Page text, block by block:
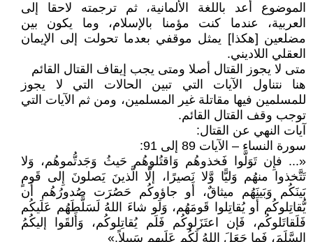
الموضوع أعد باللغة الألمانية، ثم ترجمته لاحقا إلى
العربية، عندما كنت مؤمنا بالإسلام، وما يكون بين
مضلعين [هكذا] يمثل موقفي بعدما تحولت إلى الإيمان
العقلي اللاديني.
متى لا يجوز القتال أصلا ومتى يجب إيقاف القتال القائم
هنا نتناول الآيات التي تبين الحالات التي لا يجوز
للمسلمين فيها مقاتلة غير المسلمين، ومن ثم الآيات التي
توجب وقف القتال القائم.
آيات النهي عن القتال:
سورة النساء – الآيات 89 إلى 91:
«... فإِن تَوَلَّوا فَخذوهُم وَاقتُلوهُم حَيثُ وَجَدتُّموهُم، وَلا
تَتَّخذوا منهُم وَليًّا وَّلا نَصيرًا، إلَّا الَّذينَ يَصلونَ إِلى قَومٍ
بَينَكُم وَبَينَهُم ميثاقٌ، أَو جاؤوكُم حَصُرَت صُدورُهُم أَن
يُّقاتِلوكُم أَو يُقاتِلوا قَومَهُم، وَلَو شاءَ اللهُ لَسَلَّطَهُم عَلَيكُم
فَلَقاتَلوكُم، فَإن اعتَزَلوكُم فَلَم يُقاتِلوكُم، وَأَلقَوا إليكُمُ
السَّلَمَ، فَما جَعَلَ اللهُ لَكُم عَلَيهِم سَبيلاً.»